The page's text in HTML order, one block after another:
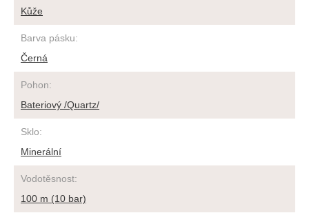
Kůže
Barva pásku:
Černá
Pohon:
Bateriový /Quartz/
Sklo:
Minerální
Vodotěsnost:
100 m (10 bar)